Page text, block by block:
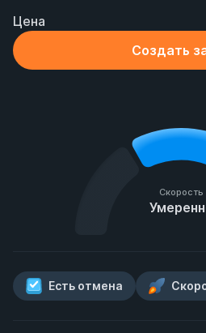
Цена
Создать
Скорость
Есть отмена